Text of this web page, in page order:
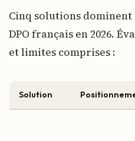
Cinq solutions
DPO français en 2026.
et limites comprises :
Solution